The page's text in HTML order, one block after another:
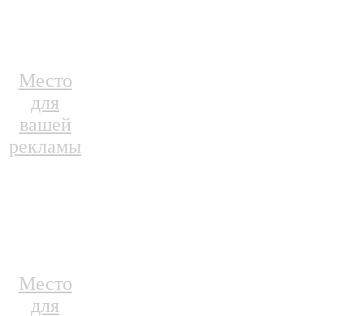
Место
для
вашей
рекламы
Место
для